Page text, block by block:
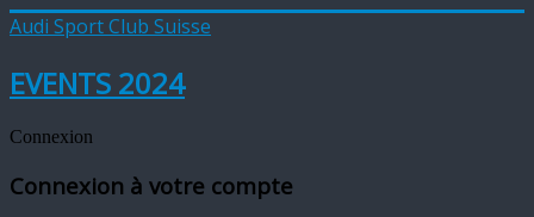
Audi Sport Club Suisse
EVENTS 2024
Connexion
Connexion à votre compte